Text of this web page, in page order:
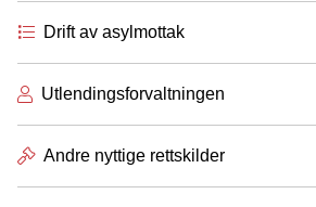
Drift av asylmottak
Utlendingsforvaltningen
Andre nyttige rettskilder